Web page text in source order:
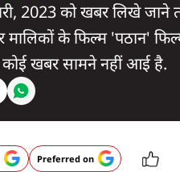
2023 को खबर लिखे जाने
मालिकों के फिल्म 'पठान'
खबर सामने नहीं आई है.
Preferred on